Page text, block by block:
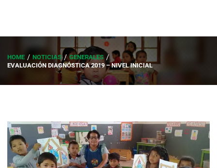
HOME NOTICIAS
GENERALES
EVALUACIÓN DIAGNÓSTICA 2019 – NIVEL INICIAL